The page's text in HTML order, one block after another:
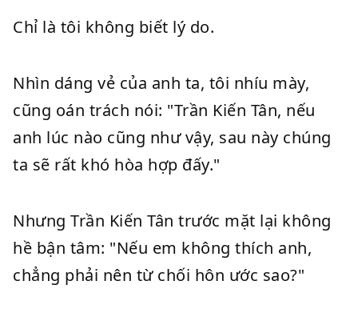
Chỉ là tôi không biết lý do.
Nhìn dáng vẻ của anh ta, tôi nhíu mày,
cũng oán trách nói: "Trần Kiến Tân, nếu
anh lúc nào cũng như vậy, sau này chúng
ta sẽ rất khó hòa hợp đấy."
Nhưng Trần Kiến Tân trước mặt lại không
hề bận tâm: "Nếu em không thích anh,
chẳng phải nên từ chối hôn ước sao?"